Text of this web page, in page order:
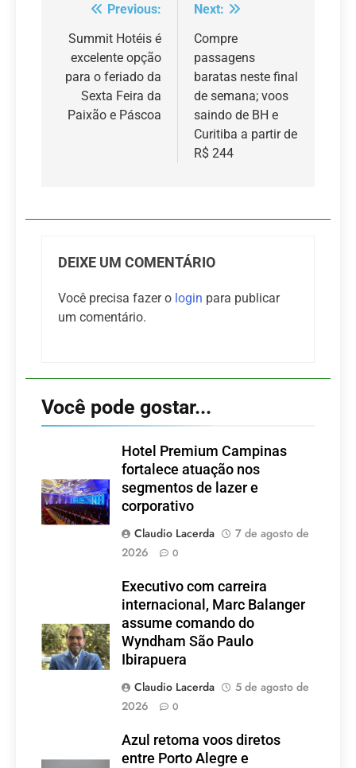
Navegação
de
Post
Previous:
Summit Hotéis é
excelente opção
para o feriado da
Sexta Feira da
Paixão e Páscoa
Next:
Compre
passagens
baratas neste final
de semana; voos
saindo de BH e
Curitiba a partir de
R$ 244
DEIXE UM COMENTÁRIO
Você precisa fazer o login para publicar
um comentário.
Você pode gostar...
Hotel Premium Campinas
fortalece atuação nos
segmentos de lazer e
corporativo
Claudio Lacerda
7 de agosto de
2026
0
Executivo com carreira
internacional, Marc Balanger
assume comando do
Wyndham São Paulo
Ibirapuera
Claudio Lacerda
5 de agosto de
2026
0
Azul retoma voos diretos
entre Porto Alegre e